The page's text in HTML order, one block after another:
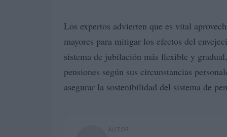
Los expertos advierten que es vital
mayores para mitigar los efectos del
sistema de jubilación más flexible y
pensiones según sus circunstancias
asegurar la sostenibilidad del sistema de
AUTOR